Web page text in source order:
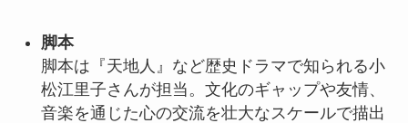
脚本
脚本は『天地人』など歴史ドラマで知られる小
松江里子さんが担当。文化のギャップや友情、
音楽を通じた心の交流を壮大なスケールで描出